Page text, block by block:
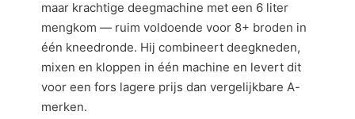
maar krachtige deegmachine met een 6 liter
mengkom — ruim voldoende voor 8+ broden in
één kneedronde. Hij combineert deegkneden,
mixen en kloppen in één machine en levert dit
voor een fors lagere prijs dan vergelijkbare A-
merken.